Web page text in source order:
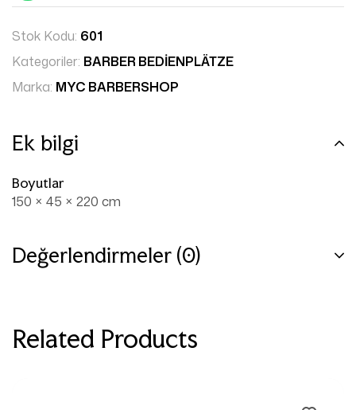
Stok Kodu: 601
Kategoriler: BARBER BEDİENPLÄTZE
Marka: MYC BARBERSHOP
Ek bilgi
Boyutlar
150 × 45 × 220 cm
Değerlendirmeler (0)
Related Products